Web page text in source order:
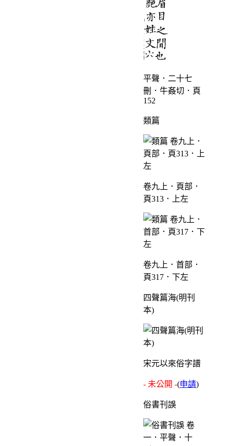
平聲．二十七
刪．牛姦切．頁
152
類篇
卷九上．頁部．
頁313．上左
卷九上．首部．
頁317．下左
四聲篇海(明刊
本)
宋元以來俗字譜
- 未公開 -(申請)
俗書刊誤